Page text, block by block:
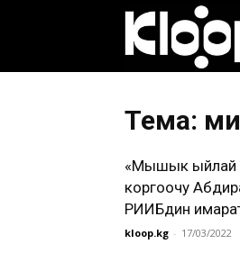
Тема:
«Мышык ыйлай
коргоочу
РИИБдин
kloop.kg - 17/03/2022